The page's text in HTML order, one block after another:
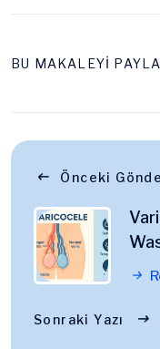
BU MAKALEYİ
Önceki
Sonraki Yazı